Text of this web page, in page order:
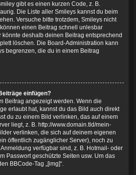
gibt es einen kurzen Code, z. B.
Die Liste aller Smileys kannst du beim
Versuche bitte trotzdem, Smileys nicht
einen Beitrag schnell unlesbar
deshalb deinen Beitrag entsprechend
löschen. Die Board-Administration kann
begrenzen, die du in einem Beitrag
einfügen?
Beitrag angezeigt werden. Wenn die
erlaubt hat, kannst du das Bild auch direkt
du zu einem Bild verlinken, das auf einem
liegt, z. B. http://www.domain.tld/mein-
verlinken, die sich auf deinem eigenen
öffentlich zugänglicher Server), noch zu
verfügbar sind, z. B. Hotmail- oder
Passwort geschützte Seiten usw. Um das
BBCode-Tag „[img]“.